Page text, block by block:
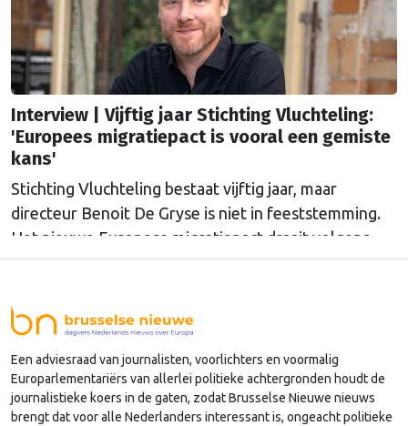
ander."
Interview | Vijftig jaar Stichting Vluchteling:
'Europees migratiepact is vooral een gemiste
kans'
Stichting Vluchteling bestaat vijftig jaar, maar
directeur Benoit De Gryse is niet in feeststemming.
Het nieuwe Europese migratiepact draait volgens
strenge koers.
Een adviesraad van journalisten, voorlichters en voormalig
Europarlementariërs van allerlei politieke achtergronden houdt de
journalistieke koers in de gaten, zodat Brusselse Nieuwe nieuws
brengt dat voor alle Nederlanders interessant is, ongeacht politieke